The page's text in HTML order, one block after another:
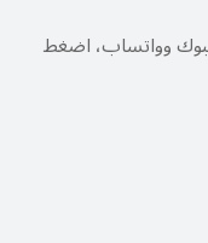
وواتساب، اضغط